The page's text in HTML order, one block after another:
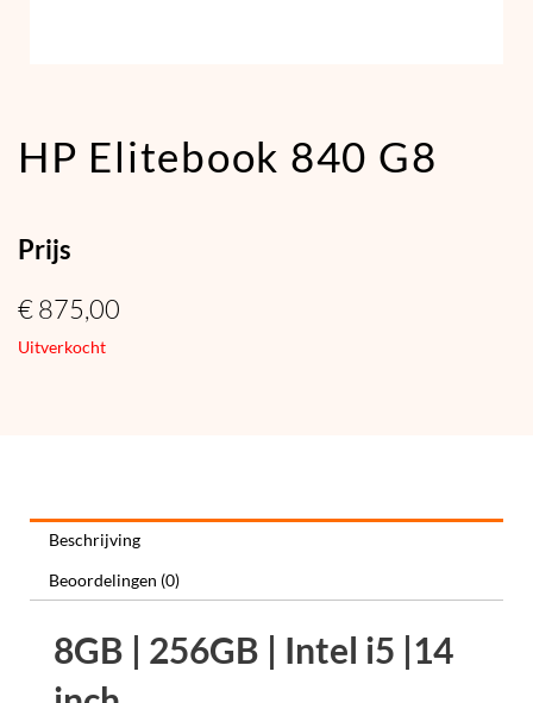
HP Elitebook 840 G8
Prijs
€875,00
Uitverkocht
Beschrijving
Beoordelingen (0)
8GB | 256GB | Intel i5 |14